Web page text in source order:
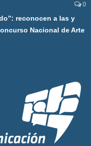
0
reconocen a las y
Nacional de Arte